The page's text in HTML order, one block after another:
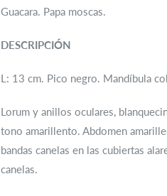
Guacara. Papa moscas.
DESCRIPCIÓN
L: 13 cm. Pico negro. Mandíbula
Lorum y anillos oculares,
tono amarillento. Abdomen
bandas canelas en las cubiertas
canelas.